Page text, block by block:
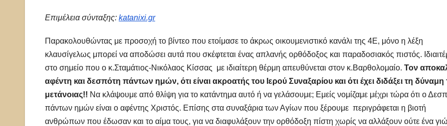
Επιμέλεια σύνταξης: katanixi.gr
Παρακολουθώντας με προσοχή το βίντεο που ετοίμασε το άκρως οικουμενιστικό κανάλι της 4Ε, μόνο η λέξη
κλαυσίγελως μπορεί να αποδώσει αυτά που σκέφτεται ένας απλανής ορθόδοξος και παραδοσιακός πιστός.
στο σημείο που ο κ.Σταμάτιος-Νικόλαος Κίσσας με ιδιαίτερη θέρμη απευθύνεται στον κ.Βαρθολομαίο. Τον
αφέντη και δεσπότη πάντων ημών, ότι είναι ακροατής του Ιερού Συναξαρίου και ότι έχει διδάξει τη δύναμη
μετάνοιας!! Να κλάψουμε από θλίψη για το κατάντημα αυτό ή να γελάσουμε; Εμείς νομίζαμε μέχρι τώρα ότι ο
πάντων ημών είναι ο αφέντης Χριστός. Επίσης στα συναξάρια των Αγίων που ξέρουμε περιγράφεται η βιοτή
ανθρώπων που έδωσαν και το αίμα τους, για να διαφυλάξουν την ορθόδοξη πίστη χωρίς να αλλάξουν ούτε ένα